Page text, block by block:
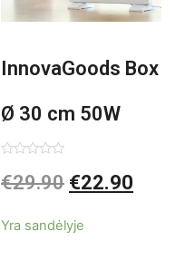
InnovaGoods Box
Ø 30 cm 50W
Baltai pilkas
0
iš
€29.90 €22.90
Yra sandėlyje